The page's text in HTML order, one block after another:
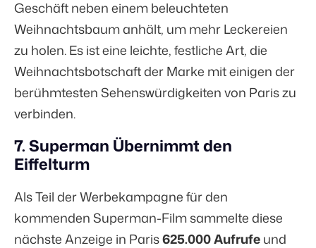
Geschäft neben einem beleuchteten
Weihnachtsbaum anhält, um mehr Leckereien
zu holen. Es ist eine leichte, festliche Art, die
Weihnachtsbotschaft der Marke mit einigen der
berühmtesten Sehenswürdigkeiten von Paris zu
verbinden.
7. Superman Übernimmt den
Eiffelturm
Als Teil der Werbekampagne für den
kommenden Superman-Film sammelte diese
nächste Anzeige in Paris625.000 Aufrufeund